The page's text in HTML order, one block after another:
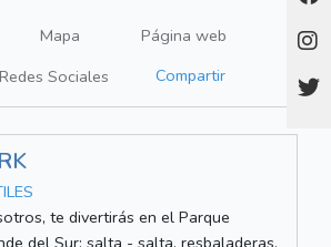
Mapa
Página web
Redes Sociales Compartir
te divertirás en el Parque